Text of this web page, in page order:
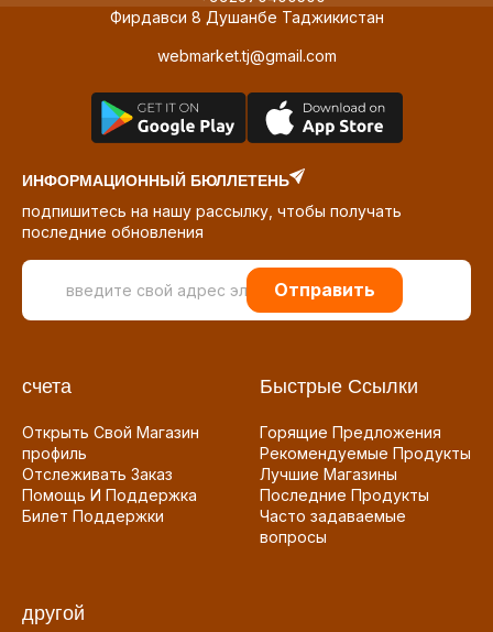
Фирдавси 8 Душанбе Таджикистан
webmarket.tj@gmail.com
ИНФОРМАЦИОННЫЙ БЮЛЛЕТЕНЬ
подпишитесь на нашу рассылку, чтобы получать
последние обновления
Отправить
счета
Открыть Свой Магазин
профиль
Отслеживать Заказ
Помощь И Поддержка
Билет Поддержки
Быстрые Ссылки
Горящие Предложения
Рекомендуемые Продукты
Лучшие Магазины
Последние Продукты
Часто задаваемые
вопросы
другой